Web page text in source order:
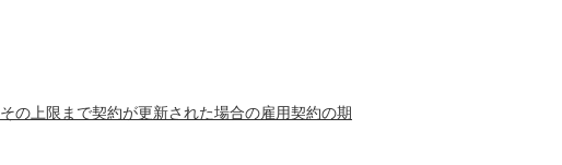
その上限まで契約が更新された場合の雇用契約の期